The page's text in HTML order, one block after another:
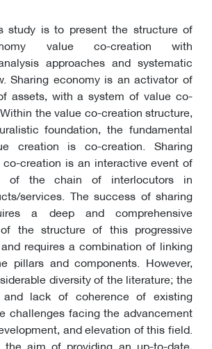
study is to present the structure of
value co-creation with
approaches and systematic
Sharing economy is an activator of
assets, with a system of value co-
the value co-creation structure,
foundation, the fundamental
creation is co-creation. Sharing
creation is an interactive event of
of the chain of interlocutors in
services. The success of sharing
a deep and comprehensive
the structure of this progressive
requires a combination of linking
pillars and components. However,
diversity of the literature; the
and lack of coherence of existing
challenges facing the advancement
and elevation of this field.
the aim of providing an up-to-date,